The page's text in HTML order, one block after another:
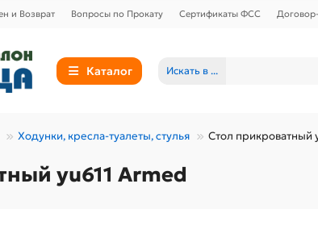
и Возврат Вопросы по Прокату Сертификаты ФСС
Каталог Искать в ...
Ходунки, кресла-туалеты, стулья Стол прикроватный
yu611 Armed